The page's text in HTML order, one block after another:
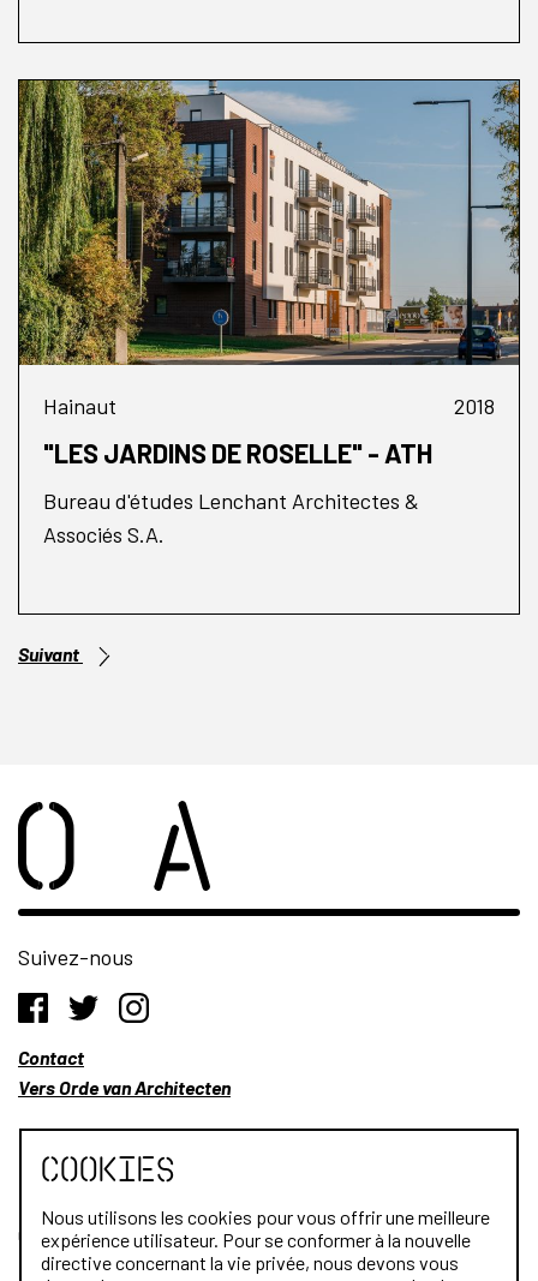
Hainaut 2018
"LES JARDINS DE ROSELLE" - ATH
Bureau d'études Lenchant Architectes &
Associés S.A.
Suivant
Suivez-nous
Contact
Vers Orde van Architecten
Qui sommes-nous?
Cookies
Nous utilisons les cookies pour vous offrir une meilleure
expérience utilisateur. Pour se conformer à la nouvelle
directive concernant la vie privée, nous devons vous